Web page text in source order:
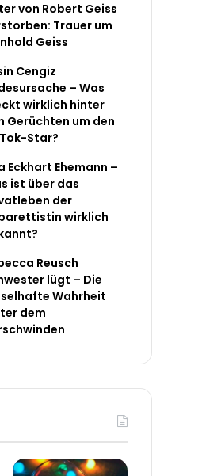
von Robert Geiss
Trauer um
Geiss
Cengiz
– Was
wirklich hinter
Gerüchten um den
Star?
Eckhart Ehemann –
ist über das
der
wirklich
Reusch
lügt – Die
Wahrheit
dem